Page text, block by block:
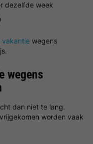
dezelfde week
vakantie wegens
wegens
dan niet te lang.
worden vaak